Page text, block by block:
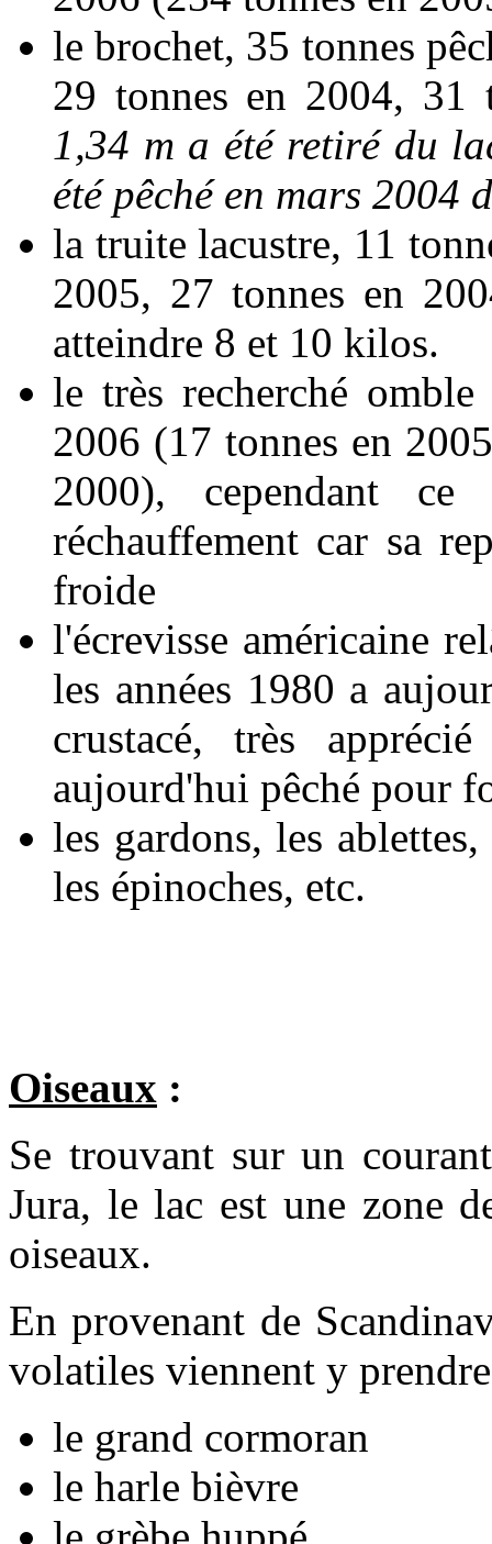
le brochet, 35 tonnes
29 tonnes en 2004,
1,34 m a été retiré du
été pêché en mars 2004
la truite lacustre, 11
2005, 27 tonnes en
atteindre 8 et 10 kilos.
le très recherché
2006 (17 tonnes en
2000), cependant
réchauffement car sa
froide
l'écrevisse américaine
les années 1980 a
crustacé, très
aujourd'hui pêché pour
les gardons, les
les épinoches, etc.
Oiseaux :
Se trouvant sur un
Jura, le lac est une zone
oiseaux.
En provenant de
volatiles viennent y
le grand cormoran
le harle bièvre